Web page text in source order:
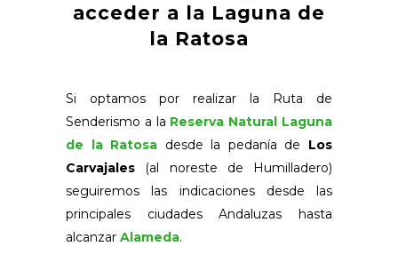
acceder a la Laguna de
la Ratosa
Si optamos por realizar la Ruta de
Senderismo a la Reserva Natural Laguna
de la Ratosa desde la pedanía de Los
Carvajales (al noreste de Humilladero)
seguiremos las indicaciones desde las
principales ciudades Andaluzas hasta
alcanzar Alameda.